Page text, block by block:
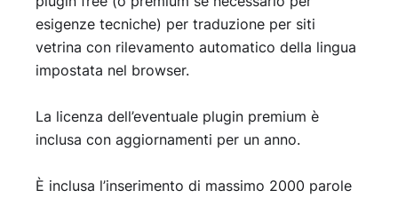
esigenze tecniche) per traduzione per siti
vetrina con rilevamento automatico della lingua
impostata nel browser.
La licenza dell’eventuale plugin premium è
inclusa con aggiornamenti per un anno.
È inclusa l’inserimento di massimo 2000 parole